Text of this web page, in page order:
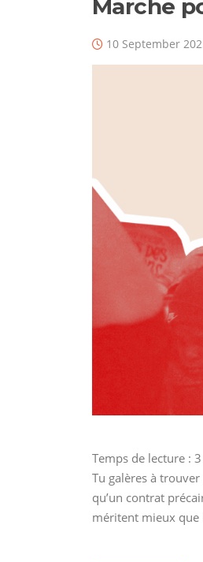
Marche
10 September
Temps de lecture : 3
Tu galères à
qu’un contrat
méritent mieux que